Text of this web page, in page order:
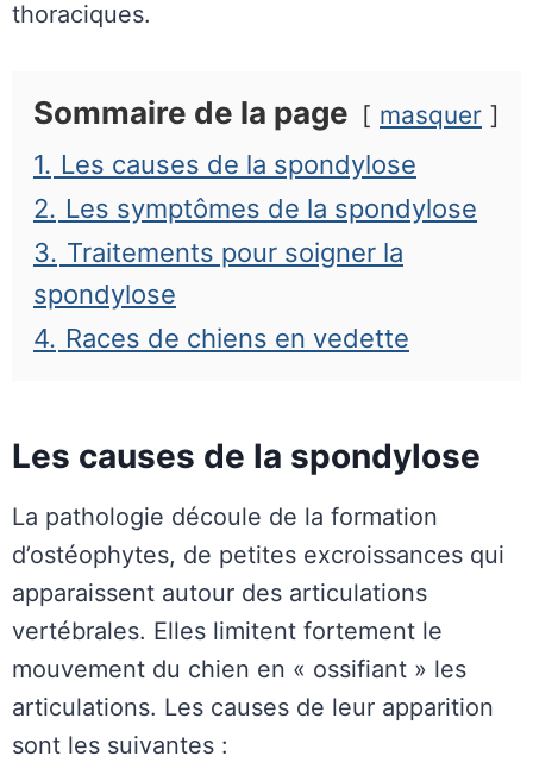
thoraciques.
Sommaire de la page masquer
1. Les causes de la spondylose
2. Les symptômes de la spondylose
3. Traitements pour soigner la
spondylose
4. Races de chiens en vedette
Les causes de la spondylose
La pathologie découle de la formation
d’ostéophytes, de petites excroissances qui
apparaissent autour des articulations
vertébrales. Elles limitent fortement le
mouvement du chien en « ossifiant » les
articulations. Les causes de leur apparition
sont les suivantes :